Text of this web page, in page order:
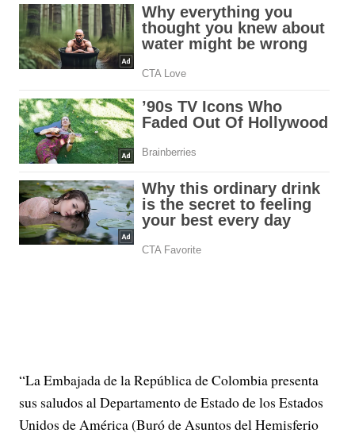
“La Embajada de la República de Colombia presenta
sus saludos al Departamento de Estado de los Estados
Unidos de América (Buró de Asuntos del Hemisferio